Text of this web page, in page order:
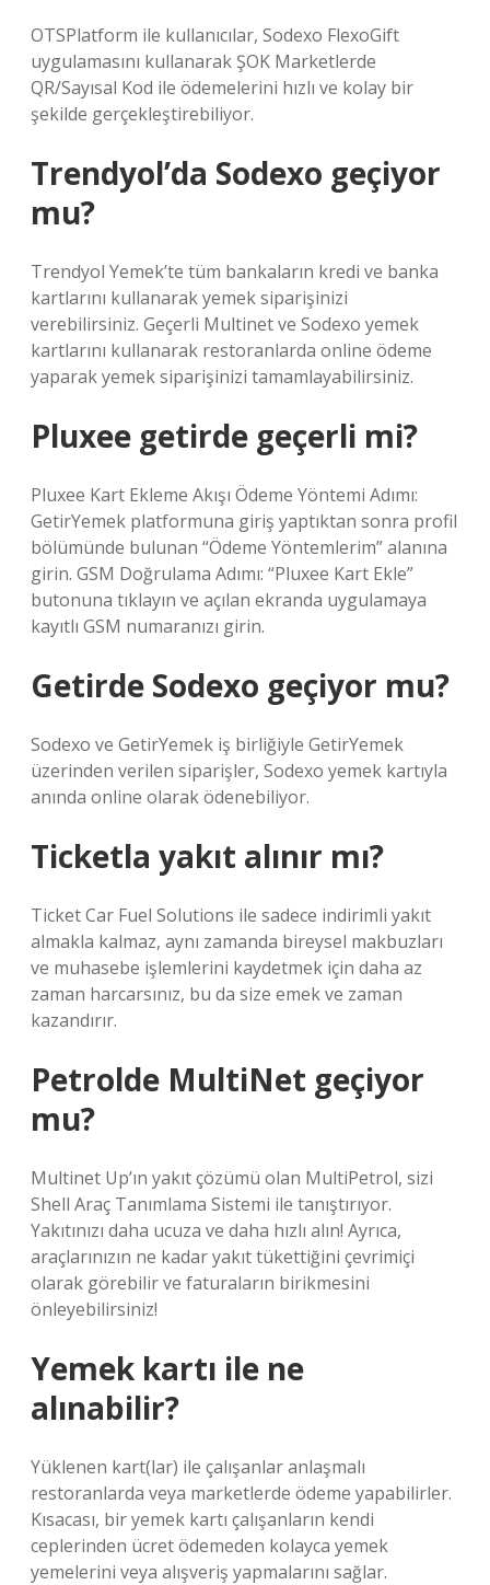
OTSPlatform ile kullanıcılar, Sodexo FlexoGift
uygulamasını kullanarak ŞOK Marketlerde
QR/Sayısal Kod ile ödemelerini hızlı ve kolay bir
şekilde gerçekleştirebiliyor.
Trendyol’da Sodexo geçiyor
mu?
Trendyol Yemek’te tüm bankaların kredi ve banka
kartlarını kullanarak yemek siparişinizi
verebilirsiniz. Geçerli Multinet ve Sodexo yemek
kartlarını kullanarak restoranlarda online ödeme
yaparak yemek siparişinizi tamamlayabilirsiniz.
Pluxee getirde geçerli mi?
Pluxee Kart Ekleme Akışı Ödeme Yöntemi Adımı:
GetirYemek platformuna giriş yaptıktan sonra profil
bölümünde bulunan “Ödeme Yöntemlerim” alanına
girin. GSM Doğrulama Adımı: “Pluxee Kart Ekle”
butonuna tıklayın ve açılan ekranda uygulamaya
kayıtlı GSM numaranızı girin.
Getirde Sodexo geçiyor mu?
Sodexo ve GetirYemek iş birliğiyle GetirYemek
üzerinden verilen siparişler, Sodexo yemek kartıyla
anında online olarak ödenebiliyor.
Ticketla yakıt alınır mı?
Ticket Car Fuel Solutions ile sadece indirimli yakıt
almakla kalmaz, aynı zamanda bireysel makbuzları
ve muhasebe işlemlerini kaydetmek için daha az
zaman harcarsınız, bu da size emek ve zaman
kazandırır.
Petrolde MultiNet geçiyor
mu?
Multinet Up’ın yakıt çözümü olan MultiPetrol, sizi
Shell Araç Tanımlama Sistemi ile tanıştırıyor.
Yakıtınızı daha ucuza ve daha hızlı alın! Ayrıca,
araçlarınızın ne kadar yakıt tükettiğini çevrimiçi
olarak görebilir ve faturaların birikmesini
önleyebilirsiniz!
Yemek kartı ile ne
alınabilir?
Yüklenen kart(lar) ile çalışanlar anlaşmalı
restoranlarda veya marketlerde ödeme yapabilirler.
Kısacası, bir yemek kartı çalışanların kendi
ceplerinden ücret ödemeden kolayca yemek
yemelerini veya alışveriş yapmalarını sağlar.